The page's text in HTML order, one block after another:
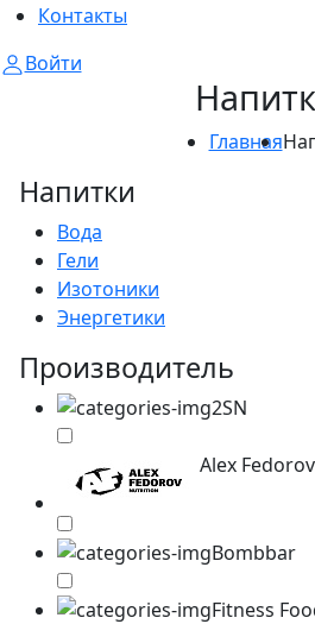
Контакты
Войти
Главная
Напитки
Вода
Гели
Изотоники
Энергетики
Производитель
2SN
Alex Fedorov
Bombbar
Fitness